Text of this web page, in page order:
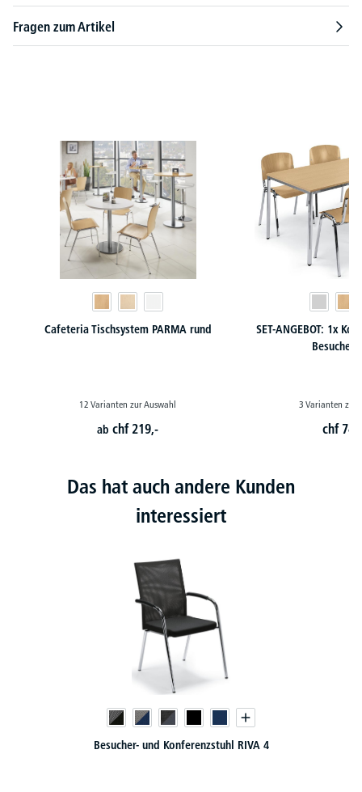
Fragen zum Artikel
Cafeteria Tischsystem PARMA rund
12 Varianten zur Auswahl
abchf 219,-
SET-ANGEBOT: 1x
3 Varianten zur
chf
Das hat auch andere Kunden
interessiert
Besucherstuhl FLORA II - Echt-/